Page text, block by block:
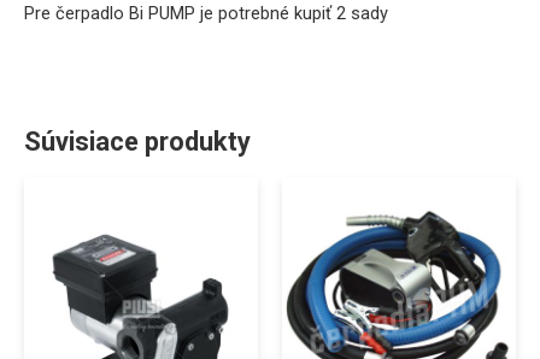
Pre čerpadlo Bi PUMP je potrebné kupiť 2 sady
Súvisiace produkty